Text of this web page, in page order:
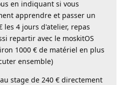
en indiquant si vous
apprendre et passer un
les 4 jours d'atelier, repas
repartir avec le moskitOS
1000 € de matériel en plus
ensemble)
stage de 240 € directement